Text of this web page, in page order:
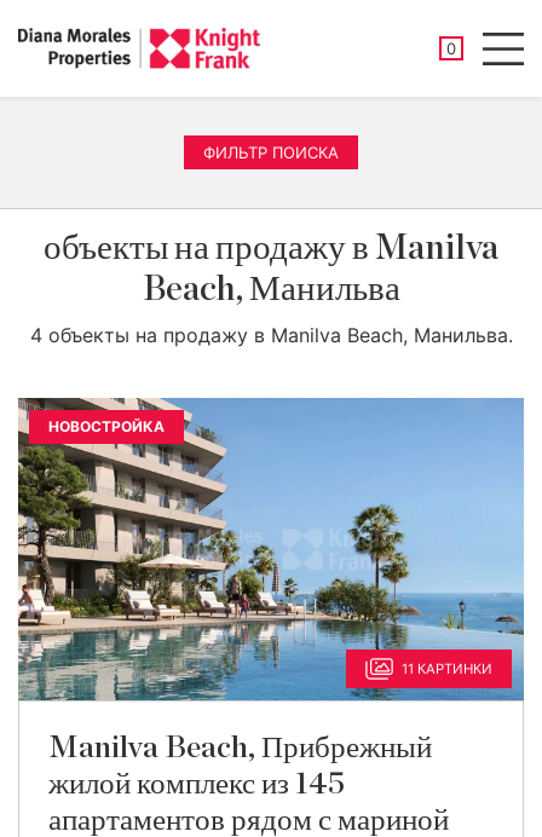
0
ФИЛЬТР ПОИСКА
объекты на продажу в Manilva
Beach, Манильва
4 объекты на продажу в Manilva Beach, Манильва.
НОВОСТРОЙКА
11 КАРТИНКИ
Manilva Beach, Прибрежный
жилой комплекс из 145
апартаментов рядом с мариной